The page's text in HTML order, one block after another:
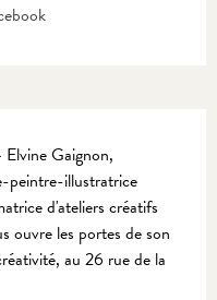
Gaignon,
peintre-illustratrice
d'ateliers créatifs
ouvre les portes de son
au 26 rue de la